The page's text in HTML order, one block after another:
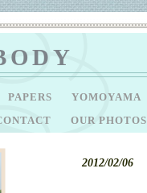
PAPERS YOMOYAMA
OUR PHOTOS
2012/02/06